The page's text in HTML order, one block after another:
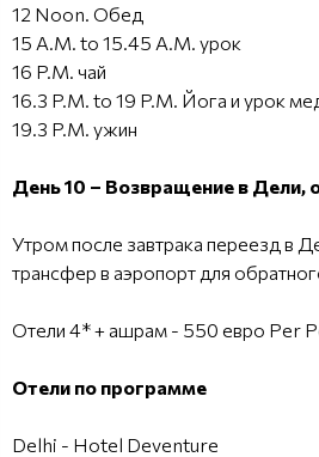
12 Noon. Обед
15 A.M. to 15.45 A.M. урок
16 P.M. чай
16.3 P.M. to 19 P.M. Йога и урок
19.3 P.M. ужин
День 10 – Возвращение в Дели,
Утром после завтрака переезд в
трансфер в аэропорт для
Отели 4* + ашрам - 550 евро Per
Отели по программе
Delhi - Hotel Deventure